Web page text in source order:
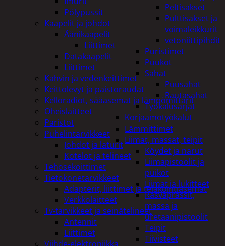
Peltisakset
Pulttisakset ja
voimaleikkurit
vetoniittipihdit
Puristimet
Puukot
Sahat
Puusahat
Rautasahat
Työkalusarjat
Korjaamotyökalut
Lämmittimet
Liimat, massat, teipit
Köydet ja narut
Liimapistoolit ja
puikot
Liimat ja lukitteet
Rasvaprässit,
massa ja
uretaanipistoolit
Teipit
Tiivisteet
Pölypussit
Kaapelit ja johdot
Äänikaapelit
Liittimet
Datakaapelit
Liittimet
Kahvin ja vedenkeittimet
Keittolevyt ja paistoraudat
Kelloradiot, sääasemat ja lämpömittarit
Oheislaitteet
Paristot
Puhelintarvikkeet
Johdot ja laturit
Kotelot ja telineet
Tehosekoittimet
Tietokonetarvikkeet
Adapterit, liittimet ja telakointiasemat
Verkkolaitteet
Tv-tarvikkeet ja seinätelineet
Antennit
Liittimet